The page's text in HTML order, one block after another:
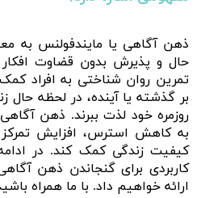
ذهن‌ آگاهی یا مایندفولنس به
حال و پذیرش بدون قضاوت
تمرین روان‌ شناختی به افراد
بر گذشته یا آینده، در لحظه حال
روزمره خود لذت ببرند. ذهن‌
به کاهش استرس، افزایش
کیفیت زندگی کمک کند. در
کاربردی برای گنجاندن ذهن‌
ارائه خواهیم داد. با ما همراه